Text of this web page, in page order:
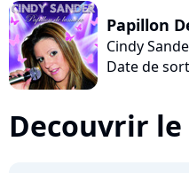
Papillon
Cindy
Date de
Decouvrir